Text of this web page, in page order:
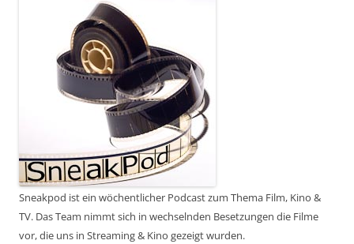
Sneakpod ist ein wöchentlicher Podcast zum Thema Film, Kino &
TV. Das Team nimmt sich in wechselnden Besetzungen die Filme
vor, die uns in Streaming & Kino gezeigt wurden.